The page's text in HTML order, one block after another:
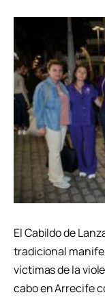
El Cabildo de
tradicional
víctimas de la
cabo en Arrecife